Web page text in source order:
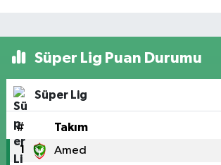
Süper Lig Puan Durumu
Süper Lig
# Takım
1 Amed